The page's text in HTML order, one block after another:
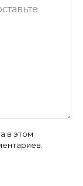
в этом